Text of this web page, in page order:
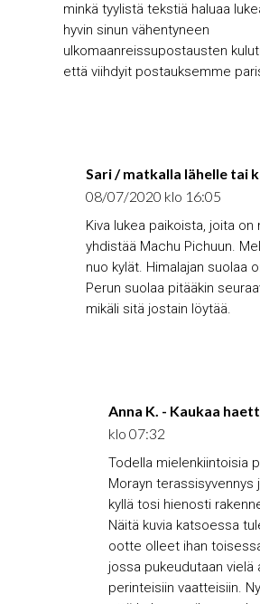
minkä tyylistä tekstiä haluaa
hyvin sinun vähentyneen
ulkomaanreissupostausten
että viihdyit postauksemme
Sari / matkalla lähelle tai
08/07/2020 klo 16:05
Kiva lukea paikoista, joita on
yhdistää Machu Pichuun.
nuo kylät. Himalajan suolaa
Perun suolaa pitääkin
mikäli sitä jostain löytää.
Anna K. - Kaukaa
klo 07:32
Todella mielenkiintoisia
Morayn terassisyvennys
kyllä tosi hienosti
Näitä kuvia katsoessa
ootte olleet ihan
jossa pukeudutaan vielä
perinteisiin vaatteisiin.